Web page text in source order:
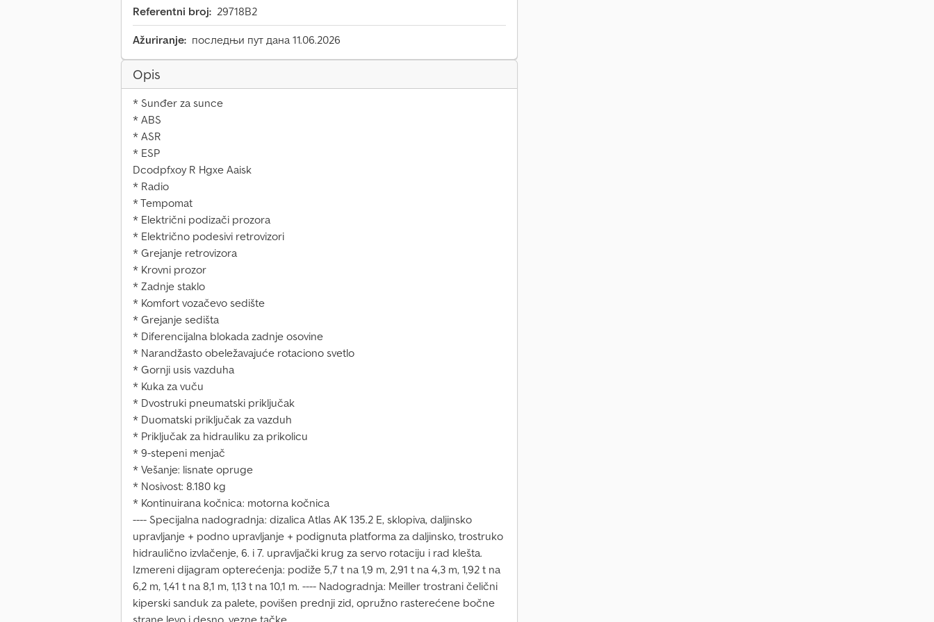
Referentni broj: 29718B2
Ažuriranje: последњи пут дана 11.06.2026
Opis
* Sunđer za sunce
* ABS
* ASR
* ESP
Dcodpfxoy R Hgxe Aaisk
* Radio
* Tempomat
* Električni podizači prozora
* Električno podesivi retrovizori
* Grejanje retrovizora
* Krovni prozor
* Zadnje staklo
* Komfort vozačevo sedište
* Grejanje sedišta
* Diferencijalna blokada zadnje osovine
* Narandžasto obeležavajuće rotaciono svetlo
* Gornji usis vazduha
* Kuka za vuču
* Dvostruki pneumatski priključak
* Duomatski priključak za vazduh
* Priključak za hidrauliku za prikolicu
* 9-stepeni menjač
* Vešanje: lisnate opruge
* Nosivost: 8.180 kg
* Kontinuirana kočnica: motorna kočnica
---- Specijalna nadogradnja: dizalica Atlas AK 135.2 E, sklopiva, daljinsko
upravljanje + podno upravljanje + podignuta platforma za daljinsko, trostruko
hidraulično izvlačenje, 6. i 7. upravljački krug za servo rotaciju i rad klešta.
Izmereni dijagram opterećenja: podiže 5,7 t na 1,9 m, 2,91 t na 4,3 m, 1,92 t na
6,2 m, 1,41 t na 8,1 m, 1,13 t na 10,1 m. ---- Nadogradnja: Meiller trostrani čelični
kiperski sanduk za palete, povišen prednji zid, opružno rasterećene bočne